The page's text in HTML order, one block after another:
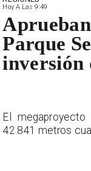
Hoy A Las 9:49
Parque
inversión
El
42.841 metros